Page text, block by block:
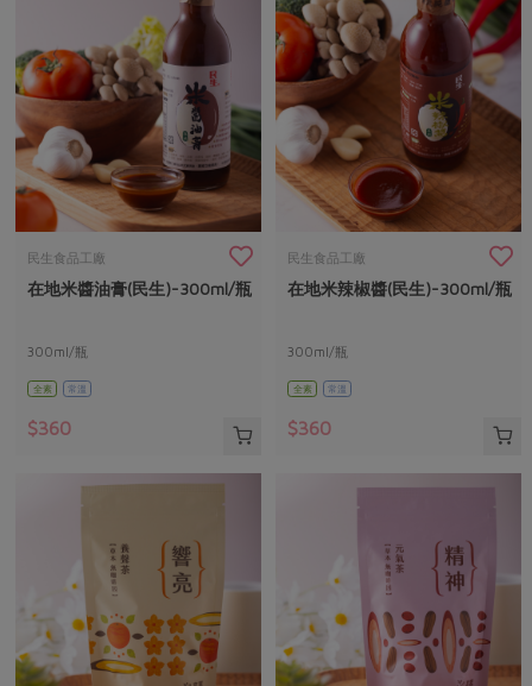
民生食品工廠
在地米醬油膏(民生)-300ml/瓶
300ml/瓶
全素 常溫
$360
民生食品工廠
在地米辣椒醬(民生)-300ml/瓶
300ml/瓶
全素 常溫
$360